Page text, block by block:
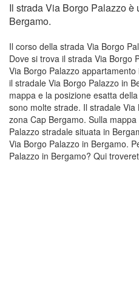
Il strada Via Borgo Palazzo è
Bergamo.
Il corso della strada Via Borgo
Dove si trova il strada Via Borgo
Via Borgo Palazzo
il stradale Via Borgo Palazzo in
mappa e la posizione esatta
sono molte strade. Il stradale
zona Cap Bergamo. Sulla
Palazzo stradale situata in
Via Borgo Palazzo in Bergamo.
Palazzo in Bergamo? Qui